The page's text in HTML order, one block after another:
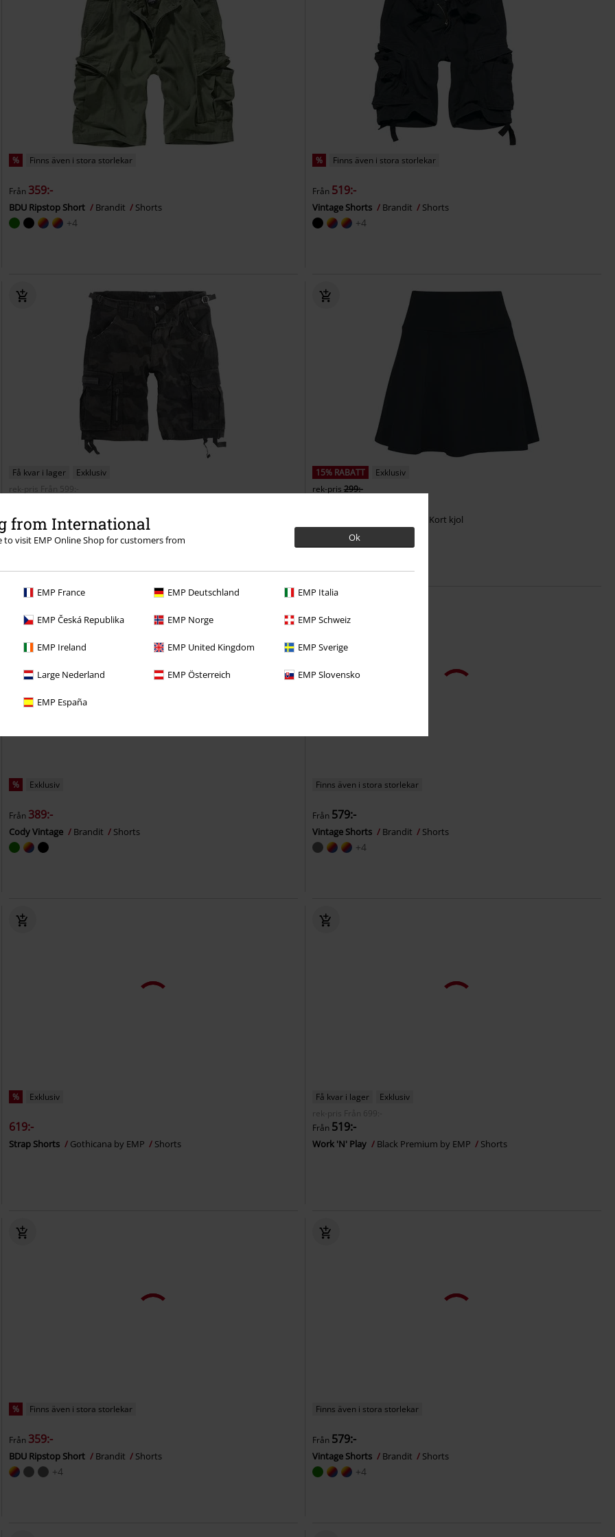
from International
to visit EMP Online Shop for customers from
Ok
EMP France EMP Deutschland EMP Italia
EMP Česká Republika EMP Norge EMP Schweiz
EMP Ireland EMP United Kingdom EMP Sverige
Large Nederland EMP Österreich EMP Slovensko
EMP España
% Finns även i stora storlekar
Från 359:-
BDU Ripstop Short Brandit Shorts
+4
% Finns även i stora storlekar
Från 519:-
Vintage Shorts Brandit Shorts
+4
Få kvar i lager
Exklusiv
rek-pris
Från
599:-
Army Vintage Shorts Black Premium by EMP
15% RABATT
Exklusiv
rek-pris 299:-
Kort kjol
% Exklusiv
Från 389:-
Cody Vintage Brandit Shorts
Finns även i stora storlekar
Från 579:-
Vintage Shorts Brandit Shorts
+4
% Exklusiv
619:-
Strap Shorts Gothicana by EMP Shorts
Få kvar i lager
Exklusiv
rek-pris
Från 699:-
Från 519:-
Work 'N' Play Black Premium by EMP Shorts
% Finns även i stora storlekar
Från 359:-
BDU Ripstop Short Brandit Shorts
+4
Finns även i stora storlekar
Från 579:-
Vintage Shorts Brandit Shorts
+4